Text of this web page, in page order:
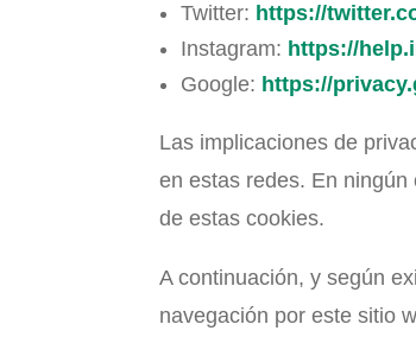
Twitter: https://
Instagram: https://
Google: https://
Las implicaciones de
en estas redes. En
de estas cookies.
A continuación, y según
navegación por este sitio